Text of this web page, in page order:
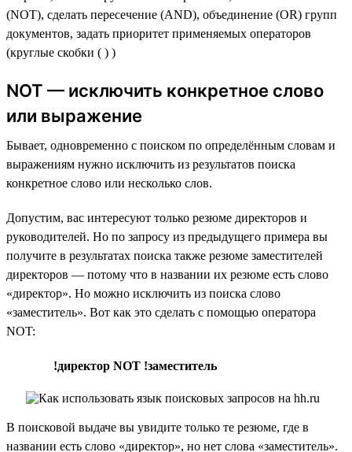
(NOT), сделать пересечение (AND), объединение (OR) групп
документов, задать приоритет применяемых операторов
(круглые скобки ( ) )
NOT — исключить конкретное слово
или выражение
Бывает, одновременно с поиском по определённым словам и
выражениям нужно исключить из результатов поиска
конкретное слово или несколько слов.
Допустим, вас интересуют только резюме директоров и
руководителей. Но по запросу из предыдущего примера вы
получите в результатах поиска также резюме заместителей
директоров — потому что в названии их резюме есть слово
«директор». Но можно исключить из поиска слово
«заместитель». Вот как это сделать с помощью оператора
NOT:
!директор NOT !заместитель
В поисковой выдаче вы увидите только те резюме, где в
названии есть слово «директор», но нет слова «заместитель».